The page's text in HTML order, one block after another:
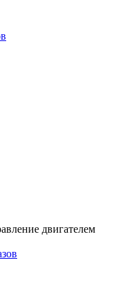
двигателем